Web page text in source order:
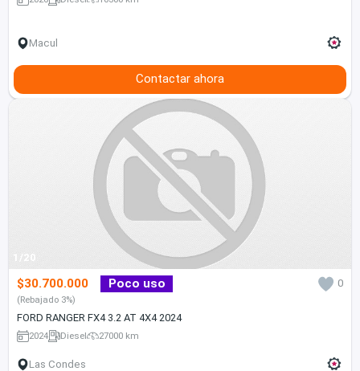
Macul
Contactar ahora
1/20
$30.700.000 Poco uso 0
(Rebajado 3%)
FORD RANGER FX4 3.2 AT 4X4 2024
2024 Diesel 27000 km
Las Condes